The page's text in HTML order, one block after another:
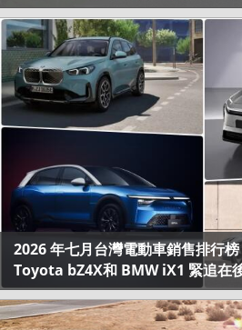
2026 年七月台灣電動車銷售排行
Toyota bZ4X和 BMW iX1 緊追在